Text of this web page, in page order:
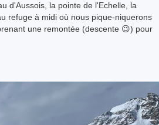
d'Aussois, la pointe de l'Echelle, la
refuge à midi où nous pique-niquerons
une remontée (descente 😉) pour